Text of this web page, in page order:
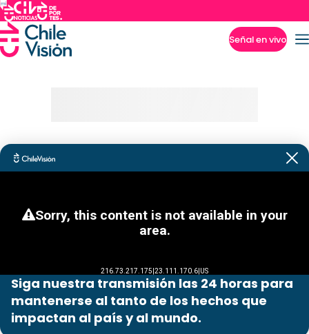
Señal en vivo
Siga nuestra transmisión las 24 horas para
mantenerse al tanto de los hechos que
impactan al país y al mundo.
Programas